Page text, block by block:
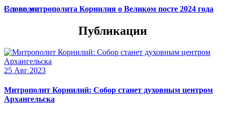
Слово митрополита Корнилия о Великом посте 2024 года
Все видео
Публикации
25 Авг 2023
Митрополит Корнилий: Собор станет духовным центром
Архангельска